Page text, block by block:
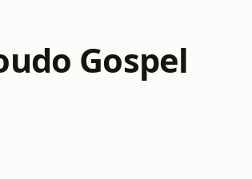
Gospel